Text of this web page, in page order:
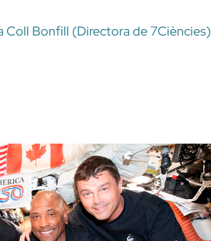
Coll Bonfill (Directora de 7Ciències)